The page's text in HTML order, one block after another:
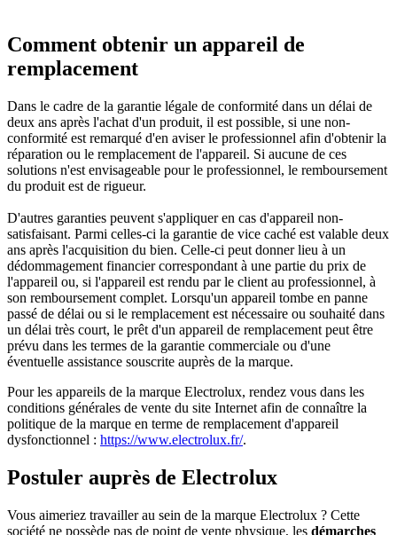
Comment obtenir un appareil de
remplacement
Dans le cadre de la garantie légale de conformité dans un délai de
deux ans après l'achat d'un produit, il est possible, si une non-
conformité est remarqué d'en aviser le professionnel afin d'obtenir la
réparation ou le remplacement de l'appareil. Si aucune de ces
solutions n'est envisageable pour le professionnel, le remboursement
du produit est de rigueur.
D'autres garanties peuvent s'appliquer en cas d'appareil non-
satisfaisant. Parmi celles-ci la garantie de vice caché est valable deux
ans après l'acquisition du bien. Celle-ci peut donner lieu à un
dédommagement financier correspondant à une partie du prix de
l'appareil ou, si l'appareil est rendu par le client au professionnel, à
son remboursement complet. Lorsqu'un appareil tombe en panne
passé de délai ou si le remplacement est nécessaire ou souhaité dans
un délai très court, le prêt d'un appareil de remplacement peut être
prévu dans les termes de la garantie commerciale ou d'une
éventuelle assistance souscrite auprès de la marque.
Pour les appareils de la marque Electrolux, rendez vous dans les
conditions générales de vente du site Internet afin de connaître la
politique de la marque en terme de remplacement d'appareil
dysfonctionnel : https://www.electrolux.fr/.
Postuler auprès de Electrolux
Vous aimeriez travailler au sein de la marque Electrolux ? Cette
société ne possède pas de point de vente physique, les démarches